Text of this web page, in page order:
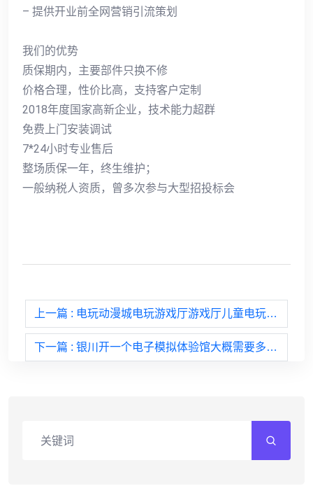
– 提供开业前全网营销引流策划
我们的优势
质保期内，主要部件只换不修
价格合理，性价比高，支持客户定制
2018年度国家高新企业，技术能力超群
免费上门安装调试
7*24小时专业售后
整场质保一年，终生维护；
一般纳税人资质，曾多次参与大型招投标会
上一篇 : 电玩动漫城电玩游戏厅游戏厅儿童电玩设备一般有哪些？
下一篇 : 银川开一个电子模拟体验馆大概需要多少资金